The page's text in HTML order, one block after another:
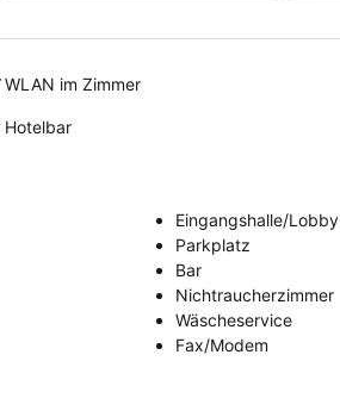
WLAN im Zimmer
Hotelbar
Eingangshalle/Lobby
Parkplatz
Bar
Nichtraucherzimmer
Wäscheservice
Fax/Modem